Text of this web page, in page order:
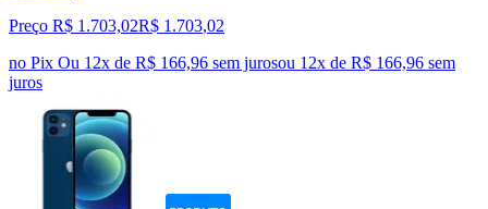
Preço R$ 1.703,02R$ 1.703,02
no Pix Ou 12x de R$ 166,96 sem jurosou 12x de R$ 166,96 sem
juros